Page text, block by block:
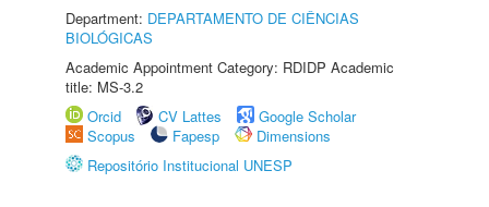
Department: DEPARTAMENTO DE CIÊNCIAS
BIOLÓGICAS
Academic Appointment Category: RDIDP Academic
title: MS-3.2
Orcid
CV Lattes
Google Scholar
Scopus
Fapesp
Dimensions
Repositório Institucional UNESP